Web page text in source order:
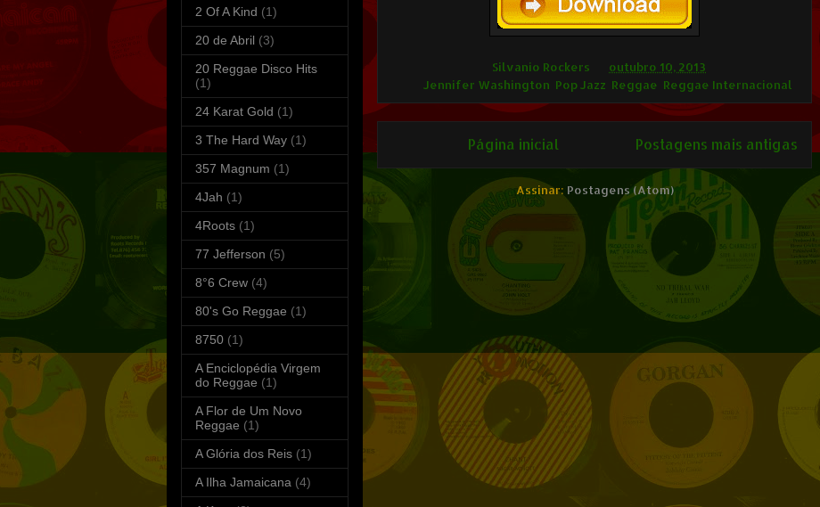
Silvanio Rockers
outubro 10, 2013
Jennifer Washington Pop Jazz Reggae Reggae Internacional
Postagens mais antigas
Página inicial
Assinar: Postagens (Atom)
2 Of A Kind (1)
20 de Abril (3)
20 Reggae Disco Hits
(1)
24 Karat Gold (1)
3 The Hard Way (1)
357 Magnum (1)
4Jah (1)
4Roots (1)
77 Jefferson (5)
8°6 Crew (4)
80's Go Reggae (1)
8750 (1)
A Enciclopédia Virgem
do Reggae (1)
A Flor de Um Novo
Reggae (1)
A Glória dos Reis (1)
A Ilha Jamaicana (4)